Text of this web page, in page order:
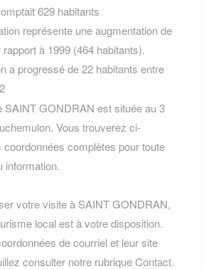
629 habitants
représente une augmentation de
à 1999 (464 habitants).
a progressé de 22 habitants entre
SAINT GONDRAN est située au 3
Vous trouverez ci-
complètes pour toute
information.
votre visite à SAINT GONDRAN,
local est à votre disposition.
de courriel et leur site
consulter notre rubrique Contact.